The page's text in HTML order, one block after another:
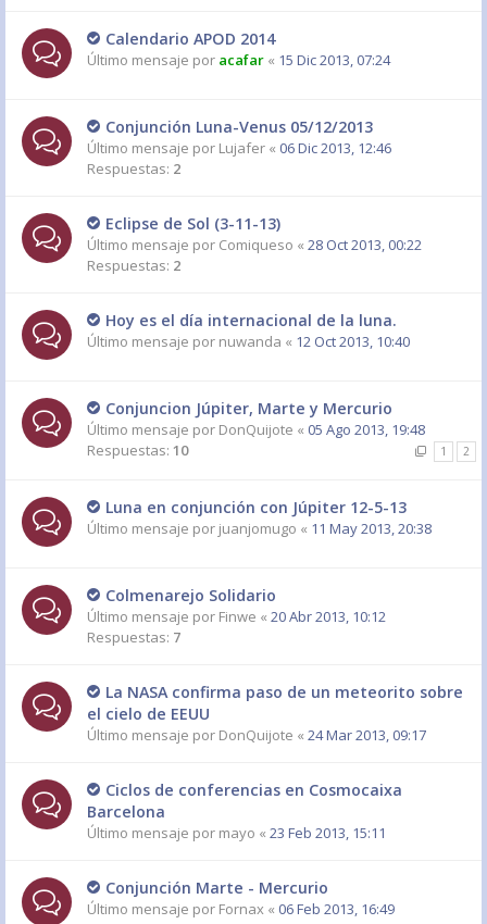
Calendario APOD 2014
Último mensaje por acafar « 15 Dic 2013, 07:24
Conjunción Luna-Venus 05/12/2013
Último mensaje por Lujafer « 06 Dic 2013, 12:46
Respuestas: 2
Eclipse de Sol (3-11-13)
Último mensaje por Comiqueso « 28 Oct 2013, 00:22
Respuestas: 2
Hoy es el día internacional de la luna.
Último mensaje por nuwanda « 12 Oct 2013, 10:40
Conjuncion Júpiter, Marte y Mercurio
Último mensaje por DonQuijote « 05 Ago 2013, 19:48
Respuestas: 10 1 2
Luna en conjunción con Júpiter 12-5-13
Último mensaje por juanjomugo « 11 May 2013, 20:38
Colmenarejo Solidario
Último mensaje por Finwe « 20 Abr 2013, 10:12
Respuestas: 7
La NASA confirma paso de un meteorito sobre
el cielo de EEUU
Último mensaje por DonQuijote « 24 Mar 2013, 09:17
Ciclos de conferencias en Cosmocaixa
Barcelona
Último mensaje por mayo « 23 Feb 2013, 15:11
Conjunción Marte - Mercurio
Último mensaje por Fornax « 06 Feb 2013, 16:49